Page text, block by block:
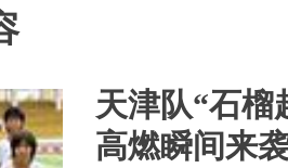
天津队“石榴
高燃瞬间来